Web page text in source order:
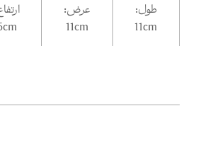
طول:
11cm
عرض:
11cm
cm